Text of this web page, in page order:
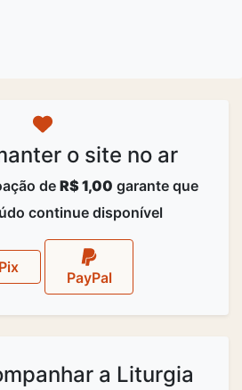
o site no ar
de R$ 1,00 garante que
continue disponível
Pix
PayPal
a Liturgia